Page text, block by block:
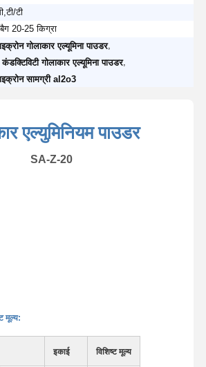
टी
20-25 किग्रा
गोलाकार एल्यूमिना पाउडर,
गोलाकार एल्यूमिना पाउडर,
सामग्री al2o3
एल्युमिनियम पाउडर
SA-Z-20
मूल्य:
इकाई विशिष्ट मूल्य